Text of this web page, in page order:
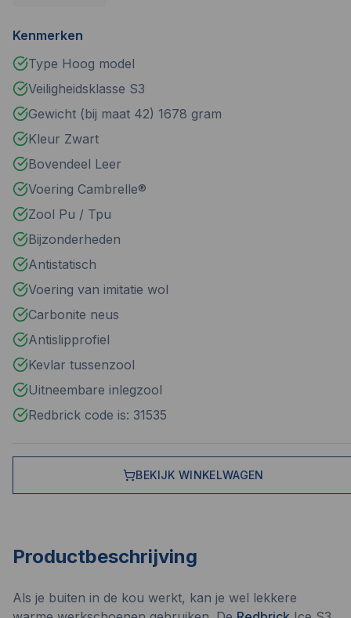
Kenmerken
Type Hoog model
Veiligheidsklasse S3
Gewicht (bij maat 42) 1678 gram
Kleur Zwart
Bovendeel Leer
Voering Cambrelle®
Zool Pu / Tpu
Bijzonderheden
Antistatisch
Voering van imitatie wol
Carbonite neus
Antislipprofiel
Kevlar tussenzool
Uitneembare inlegzool
Redbrick code is: 31535
BEKIJK WINKELWAGEN
Productbeschrijving
Als je buiten in de kou werkt, kan je wel lekkere